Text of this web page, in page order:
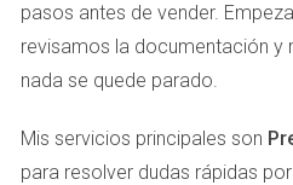
LLAMA
CONSECUENCIAS
TENERLA
pasos antes de vender.
revisamos la documentación y
nada se quede parado.
Mis servicios principales son
para resolver dudas rápidas